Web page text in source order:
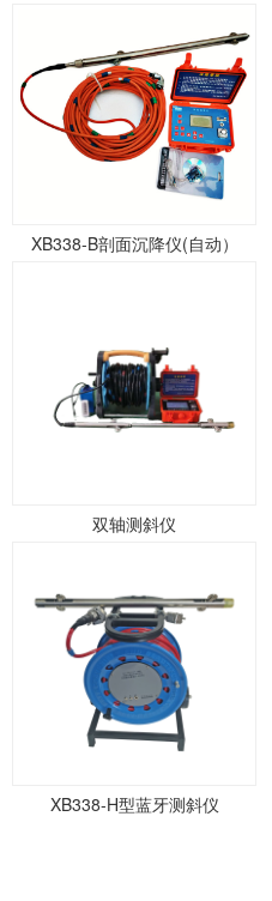
XB338-B剖面沉降仪(自动）
双轴测斜仪
XB338-H型蓝牙测斜仪